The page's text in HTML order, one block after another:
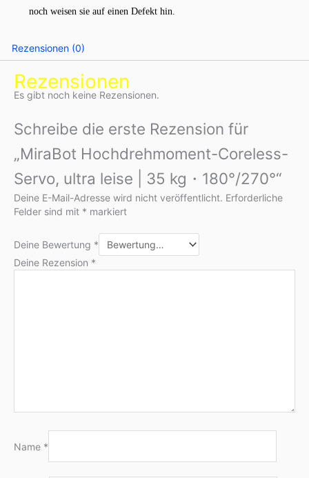
noch weisen sie auf einen Defekt hin.
Rezensionen (0)
Rezensionen
Es gibt noch keine Rezensionen.
Schreibe die erste Rezension für
„MiraBot Hochdrehmoment-Coreless-
Servo, ultra leise | 35 kg・180°/270°“
Deine E-Mail-Adresse wird nicht veröffentlicht. Erforderliche
Felder sind mit * markiert
Deine Bewertung *
Deine Rezension *
Name *